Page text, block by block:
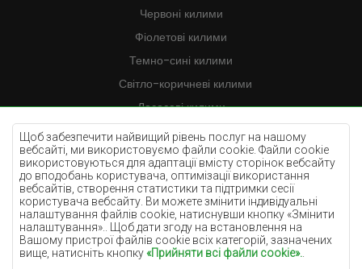
Щоб забезпечити найвищий рівень послуг на нашому
вебсайті, ми використовуємо файли cookie. Файли cookie
використовуються для адаптації вмісту сторінок вебсайту
до вподобань користувача, оптимізації використання
вебсайтів, створення статистики та підтримки сесії
користувача вебсайту. Ви можете змінити індивідуальні
налаштування файлів cookie, натиснувши кнопку «Змінити
налаштування».. Щоб дати згоду на встановлення на
Вашому пристрої файлів cookie всіх категорій, зазначених
вище, натисніть кнопку«Прийняти всі файли cookie».
Червоні килими
Фіолетові килими
Темно-сині килими
Світло-коричневі килими
Лососеві килими
Кремові килими
Бузкові килими
Жовті килими
М'ятні килими
Блакитні килими
Помаранчеві килими